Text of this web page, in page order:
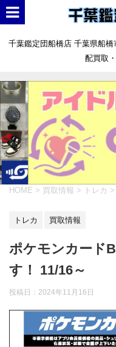
千葉鑑定団船橋店 千葉県船
配買取
HOME > 買取情報 > トレカ >
トレカ 買取情報
ポケモンカード
す！ 11/16～
投稿日： 2024年11月16日